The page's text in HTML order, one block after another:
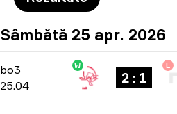
Sâmbătă 25 apr. 2026
bo3 -bo3
25.04
W
2 : 1
L